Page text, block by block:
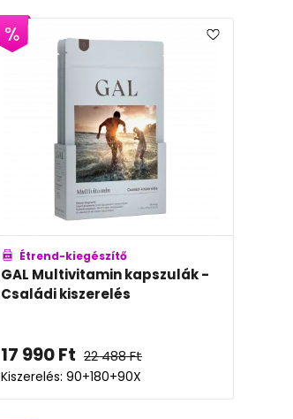
Étrend-kiegészítő
GAL Multivitamin kapszulák -
Családi kiszerelés
17 990Ft 22 488Ft
Kiszerelés: 90+180+90X